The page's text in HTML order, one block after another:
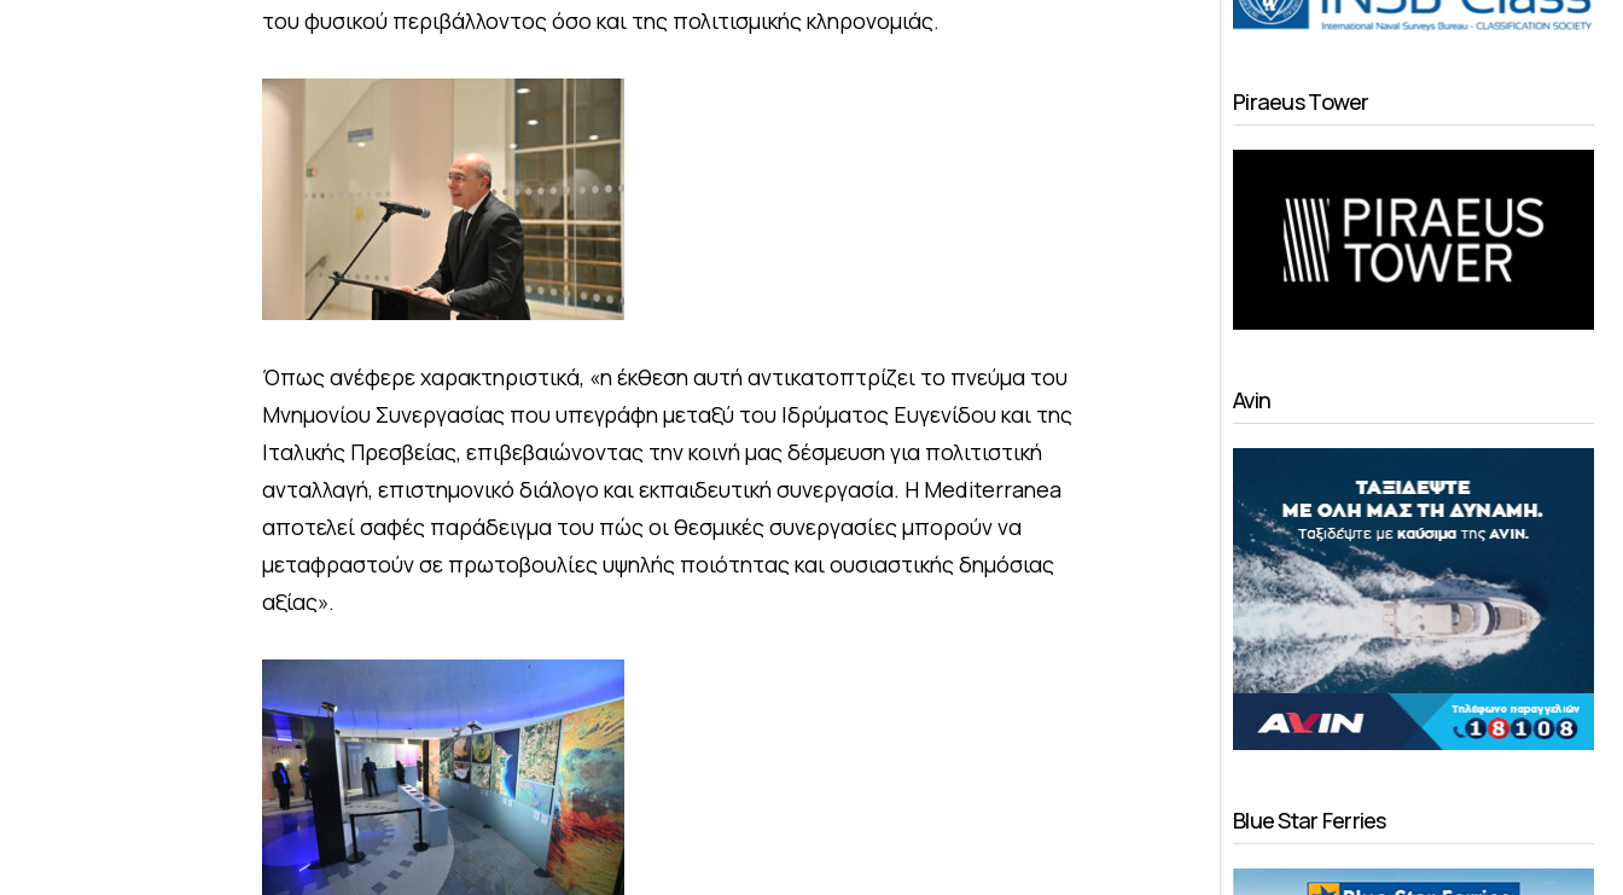
του φυσικού περιβάλλοντος όσο και της πολιτισμικής κληρονομιάς.
Όπως ανέφερε χαρακτηριστικά, «η έκθεση αυτή αντικατοπτρίζει το πνεύμα του
Μνημονίου Συνεργασίας που υπεγράφη μεταξύ του Ιδρύματος Ευγενίδου και της
Ιταλικής Πρεσβείας, επιβεβαιώνοντας την κοινή μας δέσμευση για πολιτιστική
ανταλλαγή, επιστημονικό διάλογο και εκπαιδευτική συνεργασία. Η Mediterranea
αποτελεί σαφές παράδειγμα του πώς οι θεσμικές συνεργασίες μπορούν να
μεταφραστούν σε πρωτοβουλίες υψηλής ποιότητας και ουσιαστικής δημόσιας
αξίας».
Piraeus Tower
Avin
Blue Star Ferries